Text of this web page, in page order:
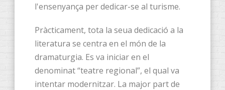
l'ensenyança per dedicar-se al turisme.
Pràcticament, tota la seua dedicació a la
literatura se centra en el món de la
dramaturgia. Es va iniciar en el
denominat “teatre regional”, el qual va
intentar modernitzar. La major part de